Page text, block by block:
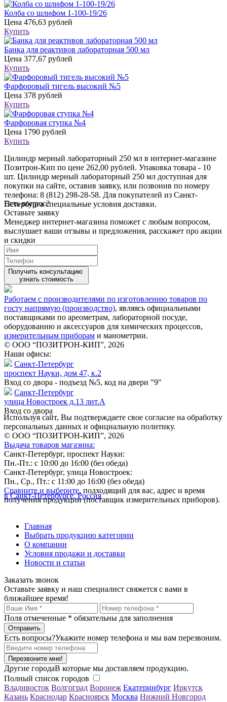
Колба со шлифом 1-100-19/26
Цена 476,63 рублей
Купить
Банка для реактивов лабораторная 500 мл
Цена 377,67 рублей
Купить
Фарфоровый тигель высокий №5
Цена 378 рублей
Купить
Фарфоровая ступка №4
Цена 1790 рублей
Купить
Цилиндр мерный лабораторный 250 мл в интернет-магазине
Позитрон-Кип по цене 262,00 рублей. Упаковка товара - 10
шт. Цилиндр мерный лабораторный 250 мл доступная для
покупки на сайте, оставив заявку, или позвонив по номеру
телефона: 8 (812) 298-28-58. Для покупателей из Санкт-
Петербурга специальные условия доставки.
Есть вопрос?
Оставьте заявку
Менеджер интернет-магазина поможет с любым вопросом,
выслушает ваши отзывы и предложения, расскажет про акции
и скидки
Получить консультацию
узнать стоимость
Работаем с производителями по изготовлению товаров по
госту напрямую (производство), являясь официальными
поставщиками по ареометрам, лабораторной посуде,
оборудованию и аксессуаров для химических процессов,
измерительным приборам и манометрии.
© ООО “ПОЗИТРОН-КИП”, 2026
Наши офисы:
Санкт-Петербург
проспект Науки, дом 47, к.2
Вход со двора - подъезд №5, код на двери "9"
Санкт-Петербург
улица Новостроек д.13 лит.А
Вход со двора
Используя сайт, Вы подтверждаете свое согласие на обработку
персональных данных и официальную политику.
© ООО “ПОЗИТРОН-КИП”, 2026
Выдача товаров магазина:
Санкт-Петербург, проспект Науки:
Пн.-Пт.: с 10:00 до 16:00 (без обеда)
Санкт-Петербург, улица Новостроек:
Пн., Ср., Пт.: с 11:00 до 16:00 (без обеда)
Сравните и выберите, подходящий для вас, адрес и время
получения продукции (поставщик измерительных приборов).
в Санкт-Петербурге, Россия
Главная
Выбрать продукцию категории
О компании
Условия продажи и доставки
Новости и статьи
Заказать звонок
Оставьте заявку и наш специалист свяжется с вами в
ближайшее время!
Поля отмеченные * обязательны для заполнения
Есть вопросы?Укажите номер телефона и мы вам перезвоним.
Перезвоните мне!
Другие городаВ которые мы доставляем продукцию.
Полный список городов
Владивосток Волгоград Воронеж Екатеринбург Иркутск
Казань Краснодар Красноярск Москва Нижний Новгород